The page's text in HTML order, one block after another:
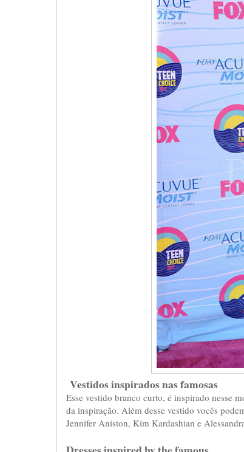
Vestidos inspirados nas famosas
Esse vestido branco curto, é inspirado nesse
da inspiração. Além desse vestido vocês
Jennifer Aniston, Kim Kardashian e